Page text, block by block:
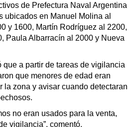
de Prefectura Naval Argentina
ubicados en Manuel Molina al
y 1600, Martín Rodríguez al 2200,
Paula Albarracín al 2000 y Nueva
que a partir de tareas de vigilancia
que menores de edad eran
la zona y avisar cuando detectaran
no eran usados para la venta,
vigilancia”, comentó.